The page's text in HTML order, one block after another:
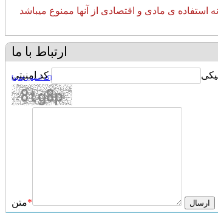
استفاده ی مادی و اقتصادی از آنها ممنوع میباشد
ارتباط با ما
کد امنیتی[کد امنیتی جدید]
متن*